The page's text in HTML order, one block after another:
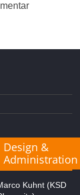
Design &
Administration
Kuhnt (KSD